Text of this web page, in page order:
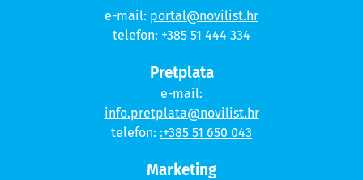
e-mail: portal@novilist.hr
telefon: +385 51 444 334
Pretplata
e-mail:
info.pretplata@novilist.hr
telefon: :+385 51 650 043
Marketing